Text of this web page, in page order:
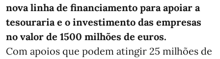
nova linha de financiamento para apoiar a
tesouraria e o investimento das empresas
no valor de 1500 milhões de euros.
Com apoios que podem atingir 25 milhões de